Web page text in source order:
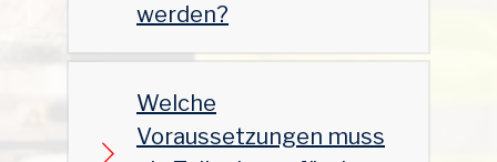
werden?
Welche
Voraussetzungen muss